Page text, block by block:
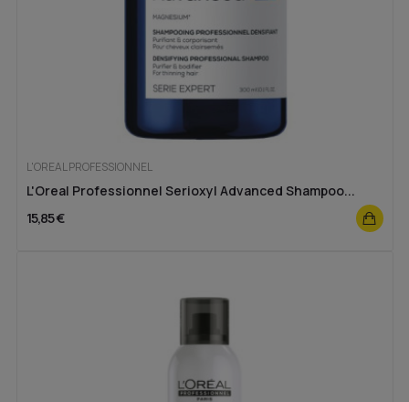
L'OREAL PROFESSIONNEL
L'Oreal Professionnel Serioxyl Advanced Shampoo...
15,85 €